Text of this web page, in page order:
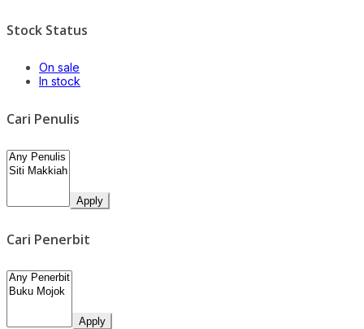
Stock Status
On sale
In stock
Cari Penulis
Apply
Cari Penerbit
Apply